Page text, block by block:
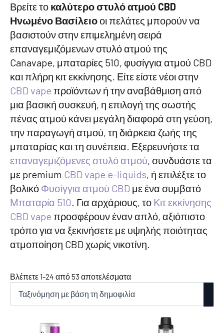
Βρείτε το καλύτερο στυλό ατμού CBD
Ηνωμένο Βασίλειοοι πελάτες μπορούν να
βασιστούν στην επιμελημένη σειρά
επαναγεμιζόμενων στυλό ατμού της
Canavape, μπαταρίες 510, φυσίγγια ατμού CBD
και πλήρη κιτ εκκίνησης. Είτε είστε νέοι στην
CBD vape προϊόντων ή την αναβάθμιση από
μια βασική συσκευή, η επιλογή της σωστής
πένας ατμού κάνει μεγάλη διαφορά στη γεύση,
την παραγωγή ατμού, τη διάρκεια ζωής της
μπαταρίας και τη συνέπεια. Εξερευνήστε τα
επαναγεμιζόμενες στυλό ατμού, συνδυάστε τα
με premium CBD vape e-liquids, ή επιλέξτε το
βολικό Φυσίγγια ατμού CBD με ένα συμβατό
Μπαταρία 510. Για αρχάριους, το Κιτ εκκίνησης
CBD vape προσφέρουν έναν απλό, αξιόπιστο
τρόπο για να ξεκινήσετε με υψηλής ποιότητας
ατμοποίηση CBD χωρίς νικοτίνη.
Βλέπετε 1-24 από 53 αποτελέσματαΤαξινόμηση
δημοτικότητα